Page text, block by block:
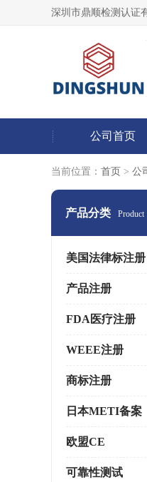
公司首页
当前位置： 首页 > 公
产品分类 Product
美国法律标注册
产品注册
FDA医疗注册
WEEE注册
商标注册
日本METI备案
欧盟CE
可靠性测试